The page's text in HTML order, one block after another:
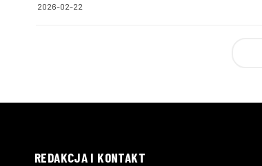
2026-02-22
REDAKCJA I KONTAKT